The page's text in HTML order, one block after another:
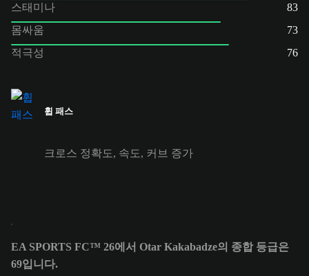
스태미나
83
몸싸움
73
적극성
76
휩 패스
크로스 정확도, 속도, 커브 증가
EA SPORTS FC™ 26에서 Otar Kakabadze의 종합 등급은
69입니다.